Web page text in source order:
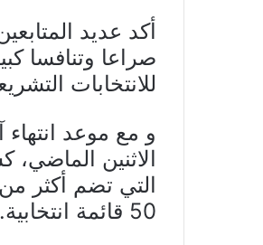
صراعا وتنافسا
للانتخابات التشريعية،
و مع موعد انتهاء
الاثنين
50 قائمة انتخابية.